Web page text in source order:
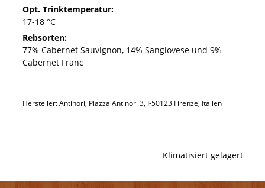
Opt. Trinktemperatur:
17-18 °C
Rebsorten:
77% Cabernet Sauvignon, 14% Sangiovese und 9%
Cabernet Franc
Hersteller: Antinori, Piazza Antinori 3, I-50123 Firenze, Italien
Klimatisiert gelagert